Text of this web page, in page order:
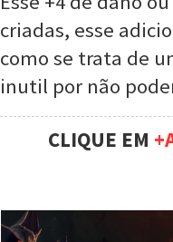
criadas, esse
como se trata de
inutil por não
CLIQUE EM